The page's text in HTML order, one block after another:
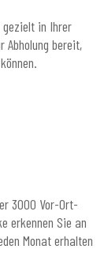
gezielt in Ihrer
Abholung bereit,
3000 Vor-Ort-
erkennen Sie an
Monat erhalten